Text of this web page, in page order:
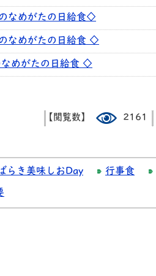
なめがたの日給食◇
なめがたの日給食 ◇
めがたの日給食 ◇
【閲覧数】 2161
らき美味しおDay 行事食